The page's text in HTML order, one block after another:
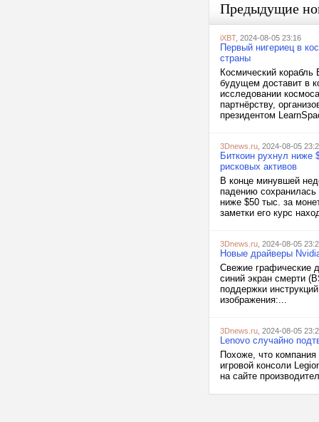
Предыдущие
iXBT, 2024-08-05 23:16
Первый нигериец в
страны
Космический
будущем доставит в
исследовании
партнёрству,
президентом
3Dnews.ru , 2024-08-05
Биткоин рухнул ниже
рисковых активов
В конце минувшей
падению сохранилась
ниже $50 тыс. за
заметки его курс
3Dnews.ru , 2024-08-05
Новые драйверы
Свежие графические
синий экран смерти
поддержки
изображения:...
3Dnews.ru , 2024-08-05
Lenovo случайно
Похоже, что компания
игровой консоли
на сайте